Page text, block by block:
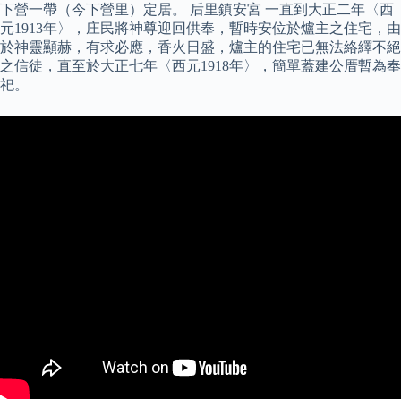
下營一帶（今下營里）定居。 后里鎮安宮 一直到大正二年〈西
元1913年〉，庄民將神尊迎回供奉，暫時安位於爐主之住宅，由
於神靈顯赫，有求必應，香火日盛，爐主的住宅已無法絡繹不絕
之信徒，直至於大正七年〈西元1918年〉，簡單蓋建公厝暫為奉
祀。